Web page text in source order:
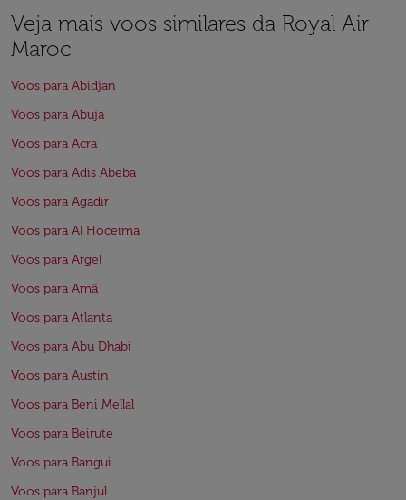
Veja mais voos similares da Royal Air
Maroc
Voos para Abidjan
Voos para Abuja
Voos para Acra
Voos para Adis Abeba
Voos para Agadir
Voos para Al Hoceima
Voos para Argel
Voos para Amã
Voos para Atlanta
Voos para Abu Dhabi
Voos para Austin
Voos para Beni Mellal
Voos para Beirute
Voos para Bangui
Voos para Banjul